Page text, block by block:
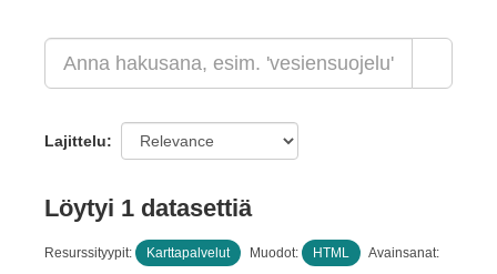
Lajittelu
Löytyi 1 datasettiä
Resurssityypit: Karttapalvelut Muodot: HTML Avainsanat: